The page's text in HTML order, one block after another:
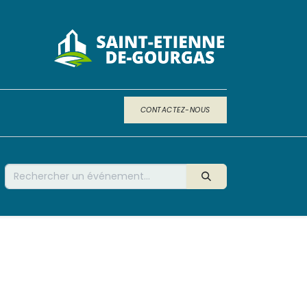
CONTACTEZ-NOUS